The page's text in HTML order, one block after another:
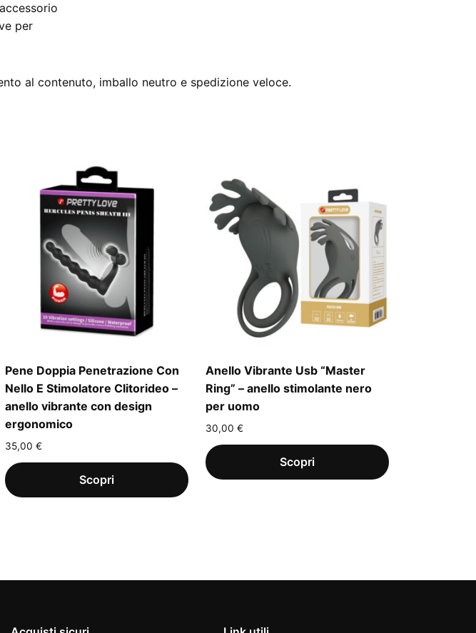
per
al contenuto, imballo neutro e spedizione veloce.
Pene Doppia Penetrazione Con
Nello E Stimolatore Clitorideo –
anello vibrante con design
ergonomico
35,00 €
Anello Vibrante Usb “Master
Ring” – anello stimolante nero
per uomo
30,00 €